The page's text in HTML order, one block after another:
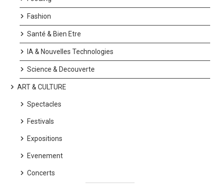
Nadal : Vers un Dernier
Garros ?
Fashion
Santé & Bien Etre
IA & Nouvelles Technologies
Science & Decouverte
ART & CULTURE
Spectacles
Festivals
Expositions
Evenement
Concerts